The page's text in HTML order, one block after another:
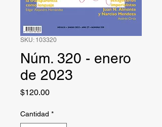
SKU: 103320
Núm. 320 - enero
de 2023
$120.00Precio
Cantidad *